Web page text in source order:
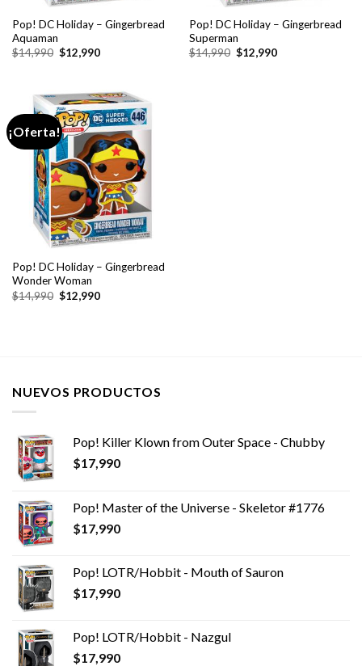
Pop! DC Holiday – Gingerbread
Aquaman
$14,990 El
precio
$14,990.
$12,990El
$12,990.
Pop! DC Holiday – Gingerbread
Superman
$14,990 El
precio
$12,990El
¡Oferta!
Pop! DC Holiday – Gingerbread
Wonder Woman
$14,990 El
precio
$12,990El
NUEVOS PRODUCTOS
Pop! Killer Klown from Outer Space - Chubby
$17,990
Pop! Master of the Universe - Skeletor #1776
$17,990
Pop! LOTR/Hobbit - Mouth of Sauron
$17,990
Pop! LOTR/Hobbit - Nazgul
$17,990